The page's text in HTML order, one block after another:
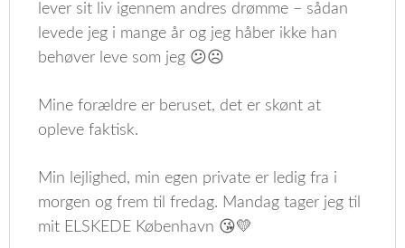
lever sit liv igennem andres drømme – sådan
levede jeg i mange år og jeg håber ikke han
behøver leve som jeg 😕☹️
Mine forældre er beruset, det er skønt at
opleve faktisk.
Min lejlighed, min egen private er ledig fra i
morgen og frem til fredag. Mandag tager jeg til
mit ELSKEDE København 😘💛